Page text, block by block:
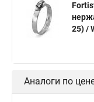
Хомуты
Хомут 20 цена25) /
Аналоги по